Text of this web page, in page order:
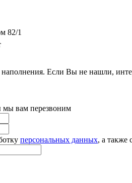
82/1
Если Вы не нашли,
мы вам перезвоним
персональных данных, а также